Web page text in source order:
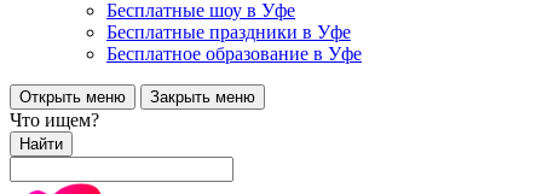
Бесплатные шоу в Уфе
Бесплатные праздники в Уфе
Бесплатное образование в Уфе
Открыть меню Закрыть меню
Что ищем?
Найти